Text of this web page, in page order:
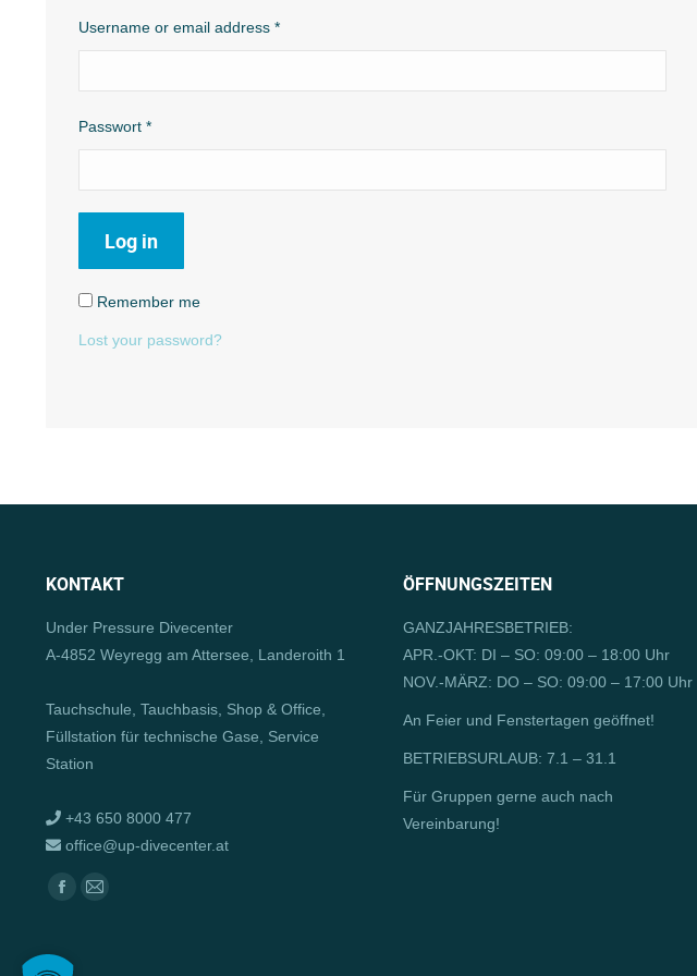
Username or email address *
Passwort *
Log in
Remember me
Lost your password?
KONTAKT
Under Pressure Divecenter
A-4852 Weyregg am Attersee, Landeroith 1
Tauchschule, Tauchbasis, Shop & Office,
Füllstation für technische Gase, Service
Station
+43 650 8000 477
office@up-divecenter.at
Finden Sie uns auf:
Facebook
opens
E-
ÖFFNUNGSZEITEN
GANZJAHRESBETRIEB:
APR.-OKT: DI – SO: 09:00 – 18:00 Uhr
NOV.-MÄRZ: DO – SO: 09:00 – 17:00 Uhr
An Feier und Fenstertagen geöffnet!
BETRIEBSURLAUB: 7.1 – 31.1
Für Gruppen gerne auch nach
Vereinbarung!